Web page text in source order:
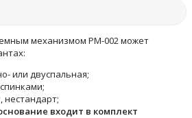
механизмом РМ-002 может
или двуспальная;
нестандарт;
входит в комплект